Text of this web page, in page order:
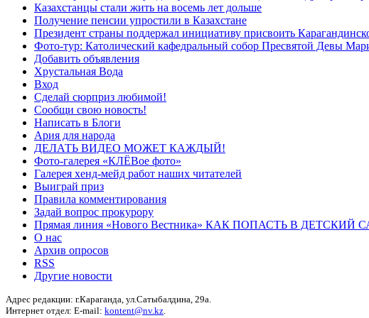
Казахстанцы стали жить на восемь лет дольше
Получение пенсии упростили в Казахстане
Президент страны поддержал инициативу присвоить
Фото-тур: Католический кафедральный собор Пресвятой Девы
Добавить объявления
Хрустальная Вода
Вход
Сделай сюрприз любимой!
Сообщи свою новость!
Написать в Блоги
Ария для народа
ДЕЛАТЬ ВИДЕО МОЖЕТ КАЖДЫЙ!
Фото-галерея «КЛЁВое фото»
Галерея хенд-мейд работ наших читателей
Выиграй приз
Правила комментирования
Задай вопрос прокурору
Прямая линия «Нового Вестника» КАК ПОПАСТЬ В ДЕТСКИЙ
О нас
Архив опросов
RSS
Другие новости
Адрес редакции: г.Караганда, ул.Сатыбалдина, 29а.
Интернет отдел: E-mail: kontent@nv.kz.